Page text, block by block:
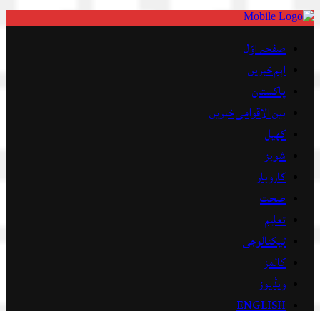
صفحہ اوّل
اہم خبریں
پاکستان
بین الاقوامی خبریں
کھیل
شوبز
کاروبار
صحت
تعلیم
ٹیکنالوجی
کالمز
ویڈیوز
ENGLISH